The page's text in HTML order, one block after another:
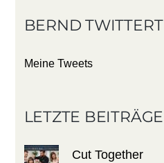
BERND TWITTERT
Meine Tweets
LETZTE BEITRÄGE
Cut Together